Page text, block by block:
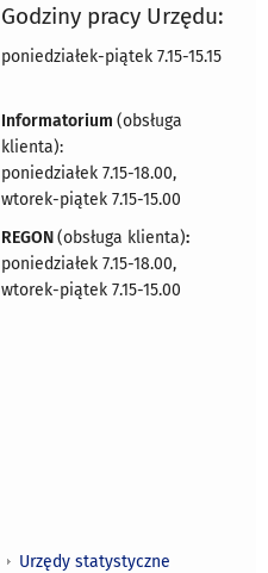
Godziny pracy Urzędu:
poniedziałek-piątek 7.15-15.15
Informatorium (obsługa
klienta):
poniedziałek 7.15-18.00,
wtorek-piątek 7.15-15.00
REGON(obsługa klienta):
poniedziałek 7.15-18.00,
wtorek-piątek 7.15-15.00
Urzędy statystyczne